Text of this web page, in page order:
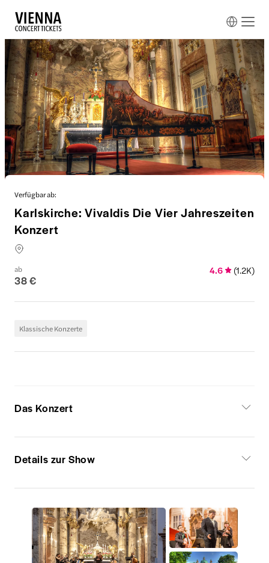
Verfügbar ab:
Karlskirche: Vivaldis Die Vier Jahreszeiten
Konzert
ab
38 €
4.6 (1.2K)
Klassische Konzerte
Das Konzert
Details zur Show